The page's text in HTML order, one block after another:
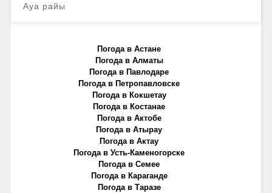
Ауа райы
Погода в Астане
Погода в Алматы
Погода в Павлодаре
Погода в Петропавловске
Погода в Кокшетау
Погода в Костанае
Погода в Актобе
Погода в Атырау
Погода в Актау
Погода в Усть-Каменогорске
Погода в Семее
Погода в Караганде
Погода в Таразе